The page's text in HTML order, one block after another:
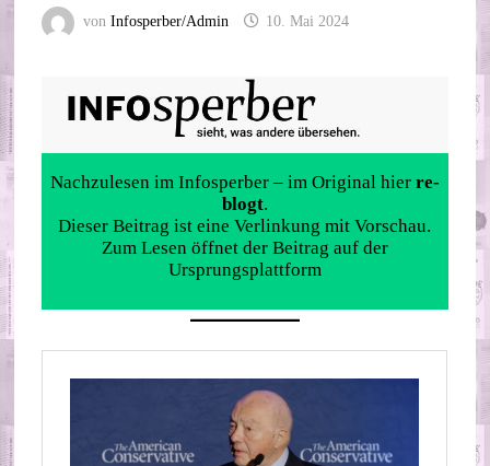
vonInfosperber/Admin 10. Mai 2024
Nachzulesen im Infosperber – im Original hier re-
blogt.
Dieser Beitrag ist eine Verlinkung mit Vorschau.
Zum Lesen öffnet der Beitrag auf der
Ursprungsplattform